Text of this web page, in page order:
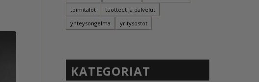
toimitalot
tuotteet ja palvelut
yhteysongelma
yritysostot
KATEGORIAT